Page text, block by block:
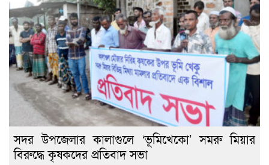
সদর উপজেলার কালাগুলে ‘ভূমিখেকো’ সমরু মিয়ার
বিরুদ্ধে কৃষকদের প্রতিবাদ সভা